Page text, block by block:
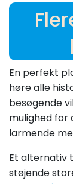
En perfekt
høre alle
besøgende
mulighed for
larmende
Et alternativ
støjende